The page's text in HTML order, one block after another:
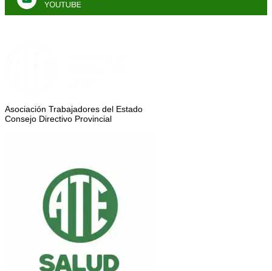
Asociación Trabajadores del Estado
Consejo Directivo Provincial